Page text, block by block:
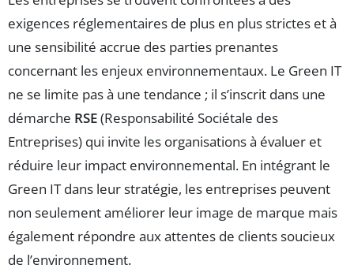
exigences réglementaires de plus en plus strictes et à
une sensibilité accrue des parties prenantes
concernant les enjeux environnementaux. Le Green IT
ne se limite pas à une tendance ; il s’inscrit dans une
démarche RSE(Responsabilité Sociétale des
Entreprises) qui invite les organisations à évaluer et
réduire leur impact environnemental. En intégrant le
Green IT dans leur stratégie, les entreprises peuvent
non seulement améliorer leur image de marque mais
également répondre aux attentes de clients soucieux
de l’environnement.